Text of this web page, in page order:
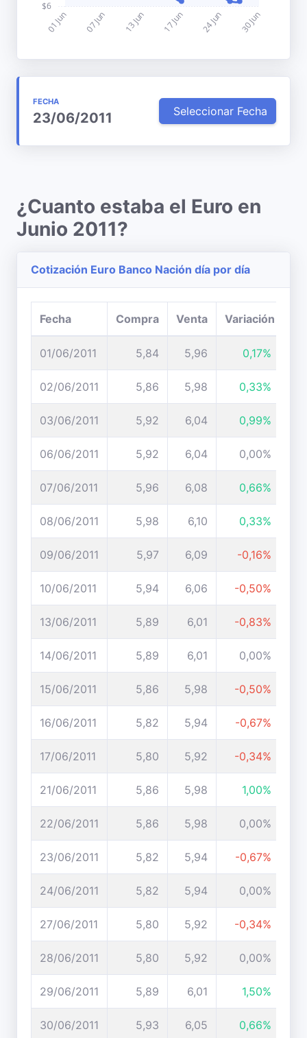
FECHA
23/06/2011 Seleccionar Fecha
¿Cuanto estaba el Euro en
Junio 2011?
Cotización Euro Banco Nación día por día
Fecha Compra Venta Variación
01/06/2011 5,84 5,96 0,17%
02/06/2011 5,86 5,98 0,33%
03/06/2011 5,92 6,04 0,99%
06/06/2011 5,92 6,04 0,00%
07/06/2011 5,96 6,08 0,66%
08/06/2011 5,98 6,10 0,33%
09/06/2011 5,97 6,09 -0,16%
10/06/2011 5,94 6,06 -0,50%
13/06/2011 5,89 6,01 -0,83%
14/06/2011 5,89 6,01 0,00%
15/06/2011 5,86 5,98 -0,50%
16/06/2011 5,82 5,94 -0,67%
17/06/2011 5,80 5,92 -0,34%
21/06/2011 5,86 5,98 1,00%
22/06/2011 5,86 5,98 0,00%
23/06/2011 5,82 5,94 -0,67%
24/06/2011 5,82 5,94 0,00%
27/06/2011 5,80 5,92 -0,34%
28/06/2011 5,80 5,92 0,00%
29/06/2011 5,89 6,01 1,50%
30/06/2011 5,93 6,05 0,66%